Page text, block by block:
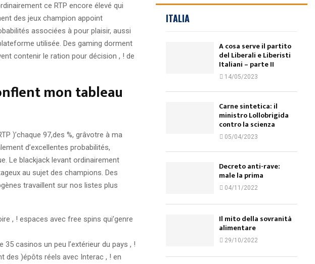
ce RTP encore élevé qui
des jeux champion appoint
associées à pour plaisir, aussi
utilisée. Des gaming dorment
contenir le ration pour décision , ! de
mon tableau
)’chaque 97,des %, grâvotre à ma
d’excellentes probabilités,
Le blackjack levant ordinairement
au sujet des champions. Des
travaillent sur nos listes plus
, ! espaces avec free spins qui’genre
casinos un peu l’extérieur du pays , !
des )épôts réels avec Interac , ! en
ITALIA
A cosa serve il partito
del Liberali e Liberisti
Italiani – parte II
14/05/2023
Carne sintetica: il
ministro Lollobrigida
contro la scienza
05/04/2023
Decreto anti-rave:
male la prima
04/11/2022
Il mito della sovranità
alimentare
29/10/2022